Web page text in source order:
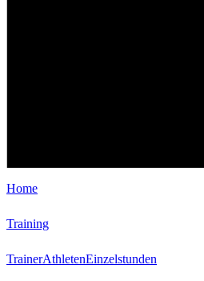
Home
Training
TrainerAthletenEinzelstunden